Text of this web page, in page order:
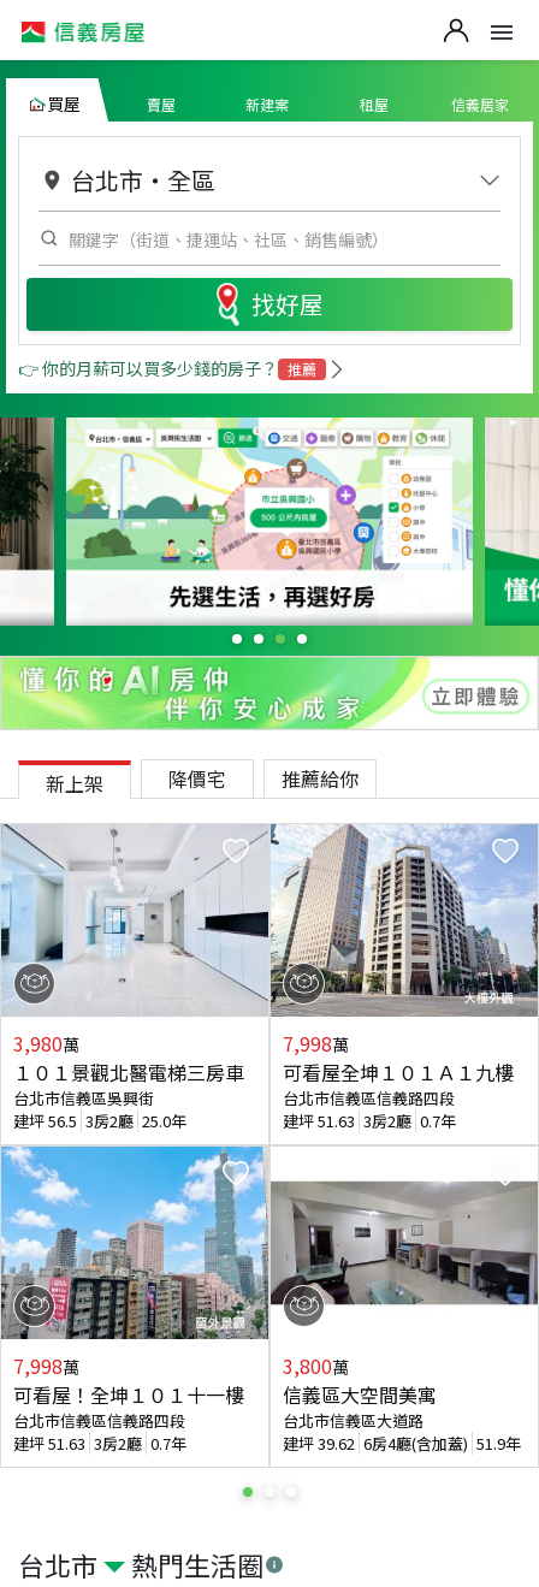
買屋 賣屋 新建案 租屋 信義居家
台北市 ・ 全區
找好屋
👉 你的月薪可以買多少錢的房子？ 推薦
台北市 熱門生活圈
新上架 降價宅 推薦給你
3,980萬
１０１景觀北醫電梯三房車
台北市信義區吳興街
建坪56.5 3房2廳 25.0年
7,998萬
可看屋！全坤１０１十一樓
台北市信義區信義路四段
建坪51.63 3房2廳 0.7年
7,998萬
可看屋全坤１０１Ａ１九樓
台北市信義區信義路四段
建坪51.63 3房2廳 0.7年
3,800萬
信義區大空間美寓
台北市信義區大道路
建坪39.62 6房4廳(含加蓋) 51.9年